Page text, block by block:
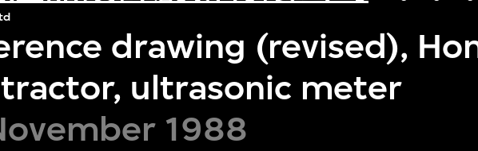
drawing (revised),
ultrasonic meter
1988